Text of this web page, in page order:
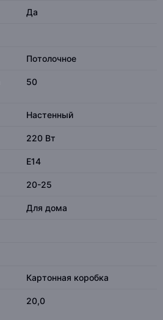
Да
Потолочное
50
Настенный
220 Вт
E14
20-25
Для дома
Картонная коробка
20,0